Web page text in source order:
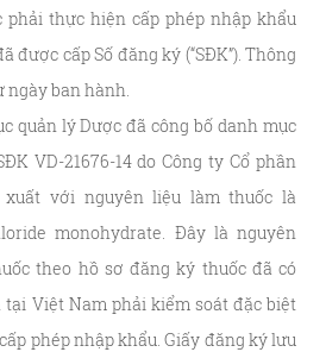
phải thực hiện cấp phép nhập khẩu
được cấp Số đăng ký (“SĐK”). Thông
ngày ban hành.
quản lý Dược đã công bố danh mục
VD-21676-14 do Công ty Cổ phần
xuất với nguyên liệu làm thuốc là
monohydrate. Đây là nguyên
theo hồ sơ đăng ký thuốc đã có
Việt Nam phải kiểm soát đặc biệt
phép nhập khẩu. Giấy đăng ký lưu